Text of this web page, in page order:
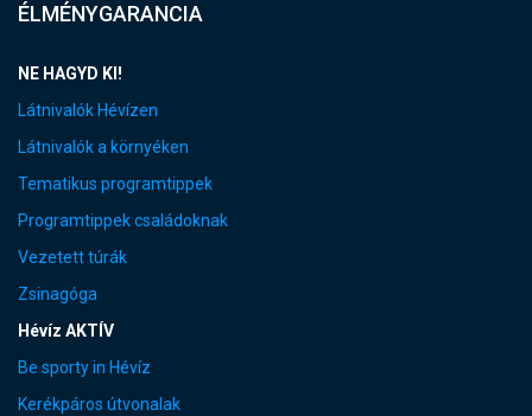
ÉLMÉNYGARANCIA
NE HAGYD KI!
Látnivalók Hévízen
Látnivalók a környéken
Tematikus programtippek
Programtippek családoknak
Vezetett túrák
Zsinagóga
Hévíz AKTÍV
Be sporty in Hévíz
Kerékpáros útvonalak